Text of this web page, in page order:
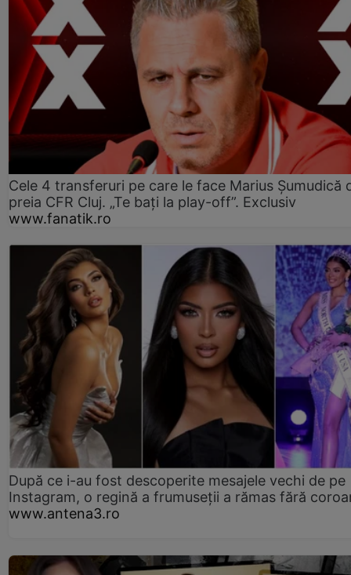
Cele 4 transferuri pe care le face Marius Șumudică
preia CFR Cluj. „Te bați la play-off”. Exclusiv
www.fanatik.ro
După ce i-au fost descoperite mesajele vechi de pe
Instagram, o regină a frumuseții a rămas fără
www.antena3.ro